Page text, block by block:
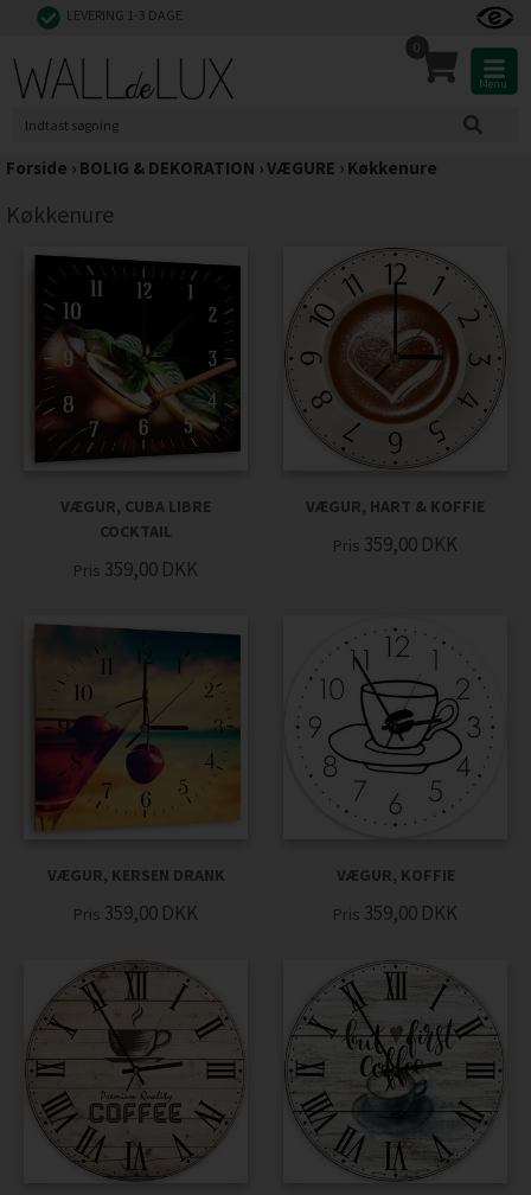
LEVERING 1-3 DAGE
0
Menu
Forside › BOLIG & DEKORATION ›VÆGURE › Køkkenure
Køkkenure
VÆGUR, CUBA LIBRE
COCKTAIL
Pris 359,00 DKK
VÆGUR, HART & KOFFIE
Pris 359,00 DKK
VÆGUR, KERSEN DRANK
Pris 359,00 DKK
VÆGUR, KOFFIE
Pris 359,00 DKK